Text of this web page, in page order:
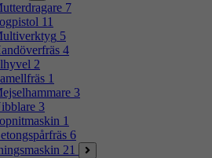
7
11
5
4
2
1
3
3
1
6
21